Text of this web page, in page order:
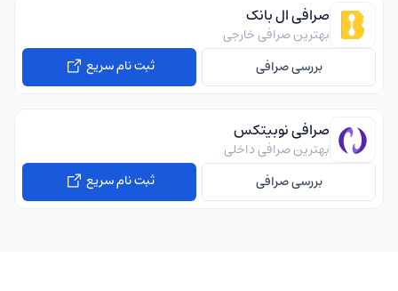
صرافی ال بانک
بهترین صرافی خارجی
بررسی صرافی
ثبت نام سریع
صرافی نوبیتکس
بهترین صرافی داخلی
بررسی صرافی
ثبت نام سریع